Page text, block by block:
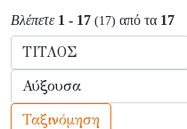
Βλέπετε 1 - 17 (17) από τα 17
Ταξινόμηση